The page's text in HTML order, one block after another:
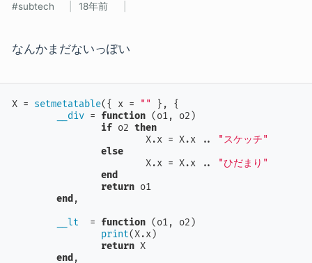
subtech 18年前
なんかまだないっぽい
X = setmetatable({ x = ""
}, {
__div = function (o1, o2)
if o2 then
			X.x = X.x ..
"スケッチ"
else
			X.x = X.x ..
"ひだまり"
end
return o1
end ,
__lt
  =
function (o1, o2)
print(X.x)
return X
end ,